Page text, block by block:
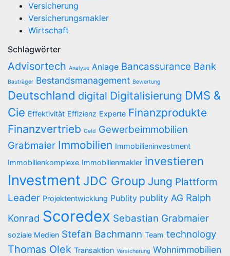
Versicherung
Versicherungsmakler
Wirtschaft
Schlagwörter
Advisortech Analyse Anlage Bancassurance Bank
Bauträger Bestandsmanagement Bewertung
Deutschland digital Digitalisierung DMS &
Cie Effektivität Effizienz Experte Finanzprodukte
Finanzvertrieb Geld Gewerbeimmobilien
Grabmaier Immobilien Immobilieninvestment
Immobilienkomplexe Immobilienmakler investieren
Investment JDC Group Jung Plattform
Leader Projektentwicklung Publity publity AG Ralph
Konrad Scoredex Sebastian Grabmaier
soziale Medien Stefan Bachmann Team technology
Thomas Olek Transaktion Versicherung Wohnimmobilien